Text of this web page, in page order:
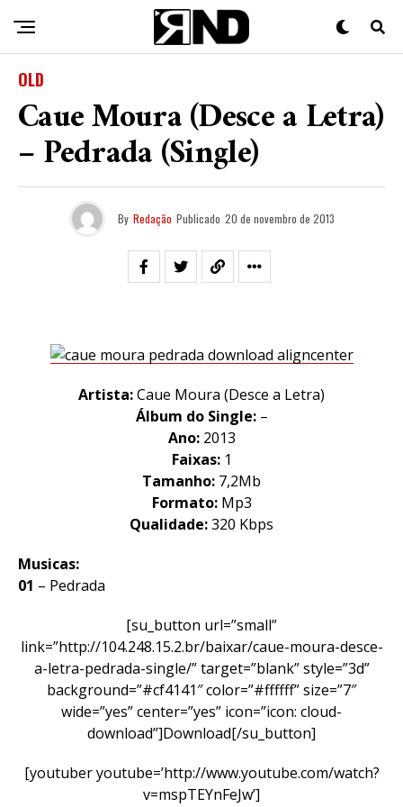
OLD
Caue Moura (Desce a Letra)
– Pedrada (Single)
By Redação Publicado 20 de novembro de 2013
Artista:Caue Moura (Desce a Letra)
Álbum do Single: –
Ano: 2013
Faixas:1
Tamanho: 7,2Mb
Formato:Mp3
Qualidade:320 Kbps
Musicas:
01 – Pedrada
[su_button url=”small”
link=”http://104.248.15.2.br/baixar/caue-moura-desce-
a-letra-pedrada-single/” target=”blank” style=”3d”
background=”#cf4141″ color=”#ffffff” size=”7″
wide=”yes” center=”yes” icon=”icon: cloud-
download”]Download[/su_button]
[youtuber youtube=’http://www.youtube.com/watch?
v=mspTEYnFeJw’]